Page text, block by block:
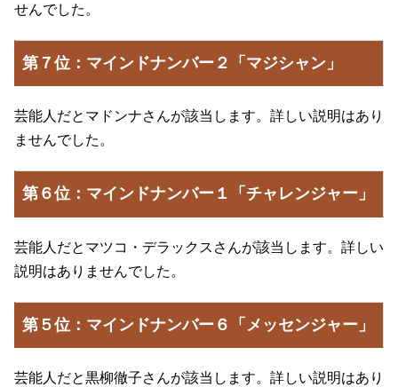
せんでした。
第７位：マインドナンバー２「マジシャン」
芸能人だとマドンナさんが該当します。詳しい説明はあり
ませんでした。
第６位：マインドナンバー１「チャレンジャー」
芸能人だとマツコ・デラックスさんが該当します。詳しい
説明はありませんでした。
第５位：マインドナンバー６「メッセンジャー」
芸能人だと黒柳徹子さんが該当します。詳しい説明はあり